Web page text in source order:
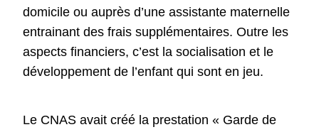
domicile ou auprès d’une assistante maternelle
entrainant des frais supplémentaires. Outre les
aspects financiers, c’est la socialisation et le
développement de l’enfant qui sont en jeu.
Le CNAS avait créé la prestation « Garde de